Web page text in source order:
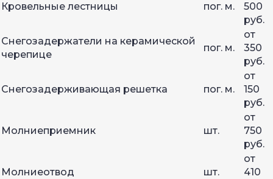
Кровельные лестницы пог. м.
500
руб.
Снегозадержатели на керамической
черепице
пог. м.
от
350
руб.
Снегозадерживающая решетка пог. м.
от
150
руб.
Молниеприемник шт.
от
750
руб.
Молниеотвод шт.
от
410